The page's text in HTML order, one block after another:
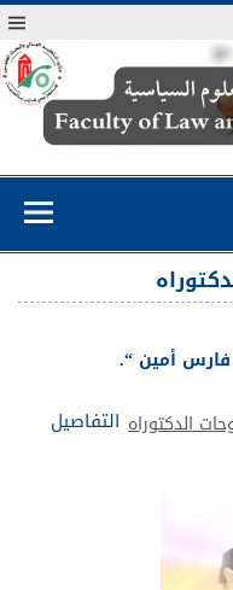
الحقوق
السياسية
فارس أمين “.
الدكتوراه التفاصيل